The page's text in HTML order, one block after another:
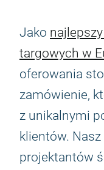
Jako
targowych w
oferowania
zamówienie,
z unikalnymi
klientów.
projektantów